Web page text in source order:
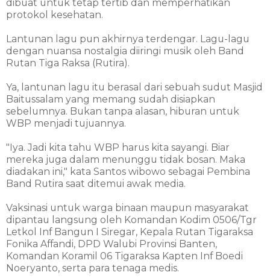
dibuat untuk tetap tertib dan memperhatikan
protokol kesehatan.
Lantunan lagu pun akhirnya terdengar. Lagu-lagu
dengan nuansa nostalgia diiringi musik oleh Band
Rutan Tiga Raksa (Rutira).
Ya, lantunan lagu itu berasal dari sebuah sudut Masjid
Baitussalam yang memang sudah disiapkan
sebelumnya. Bukan tanpa alasan, hiburan untuk
WBP menjadi tujuannya.
"Iya. Jadi kita tahu WBP harus kita sayangi. Biar
mereka juga dalam menunggu tidak bosan. Maka
diadakan ini," kata Santos wibowo sebagai Pembina
Band Rutira saat ditemui awak media.
Vaksinasi untuk warga binaan maupun masyarakat
dipantau langsung oleh Komandan Kodim 0506/Tgr
Letkol Inf Bangun I Siregar, Kepala Rutan Tigaraksa
Fonika Affandi, DPD Walubi Provinsi Banten,
Komandan Koramil 06 Tigaraksa Kapten Inf Boedi
Noeryanto, serta para tenaga medis.